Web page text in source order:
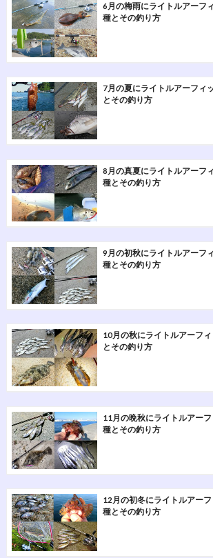
6月の梅雨にライトルアーフ
種とその釣り方
7月の夏にライトルアーフィ
とその釣り方
8月の真夏にライトルアーフ
種とその釣り方
9月の初秋にライトルアーフ
種とその釣り方
10月の秋にライトルアーフ
とその釣り方
11月の晩秋にライトルアー
種とその釣り方
12月の初冬にライトルアー
種とその釣り方